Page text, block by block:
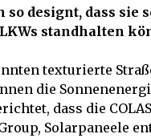
designt, dass sie
standhalten
texturierte
die
dass die
Solarpaneele